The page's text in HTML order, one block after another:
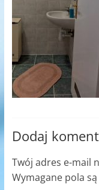
Dodaj
Twój adres e-mail
Wymagane pola